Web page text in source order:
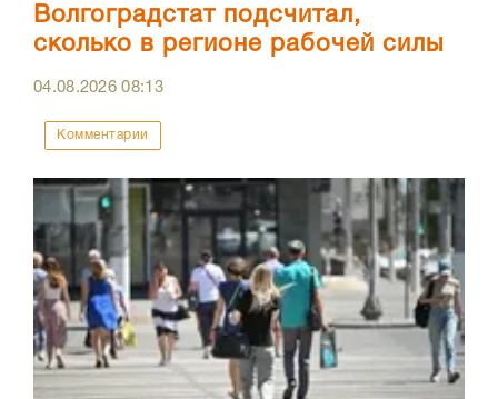
Волгоградстат подсчитал,
сколько в регионе рабочей силы
04.08.202608:13
Комментарии